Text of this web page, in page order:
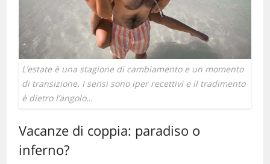
L’estate è una stagione di cambiamento e un momento
di transizione. I sensi sono iper recettivi e il tradimento
è dietro l’angolo…
Vacanze di coppia: paradiso o
inferno?